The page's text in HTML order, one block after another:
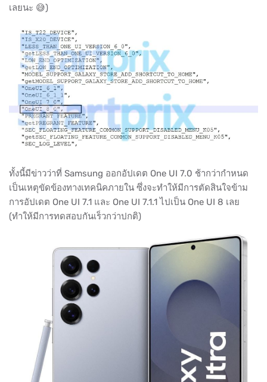
เลยนะ 😅)
ทั้งนี้มีข่าวว่าที่ Samsung ออกอัปเดต One UI 7.0 ช้ากว่ากำหนด
เป็นเหตุขัดข้องทางเทคนิคภายใน ซึ่งจะทำให้มีการตัดสินใจข้าม
การอัปเดต One UI 7.1 และ One UI 7.1.1 ไปเป็น One UI 8 เลย
(ทำให้มีการทดสอบกันเร็วกว่าปกติ)